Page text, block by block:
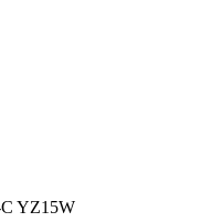
YZ15W